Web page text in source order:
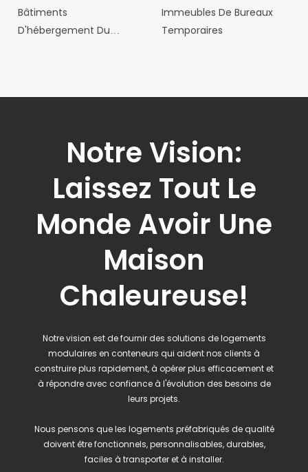
Bâtiments
D'hébergement Du
Immeubles De Bureaux
Temporaires
Notre Vision:
Laissez Tout Le
Monde Avoir Une
Maison
Chaleureuse!
Notre vision est de fournir des solutions de logements
modulaires en conteneurs qui aident nos clients à
construire plus rapidement, à opérer plus efficacement et
à répondre avec confiance à l'évolution des besoins de
leurs projets.
Nous pensons que les logements préfabriqués de qualité
doivent être fonctionnels, personnalisables, durables,
faciles à transporter et à installer.